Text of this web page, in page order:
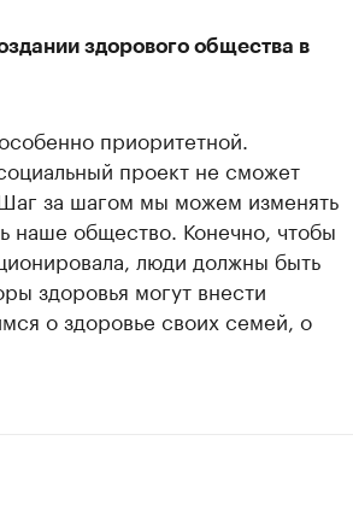
здорового общества в
приоритетной.
проект не сможет
за шагом мы можем изменять
наше общество. Конечно, чтобы
люди должны быть
здоровья могут внести
о здоровье своих семей, о